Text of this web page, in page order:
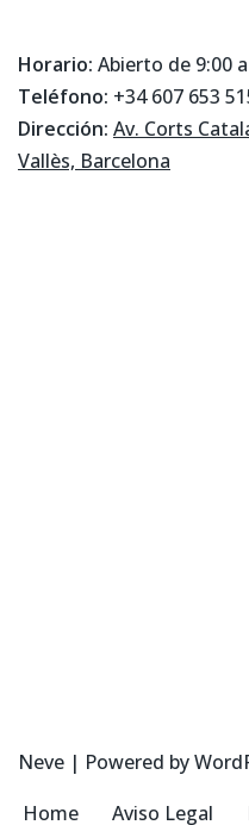
Horario: Abierto de 9:00
Teléfono: +34 607 653
Dirección: Av. Corts
Vallès, Barcelona
Neve | Powered by
Home
Aviso Legal